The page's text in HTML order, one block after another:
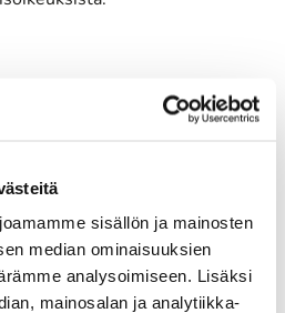
sisällön ja mainosten
median ominaisuuksien
analysoimiseen. Lisäksi
mainosalan ja analytiikka-
Erkko Trophyssa
- PGK 13.8.2026.